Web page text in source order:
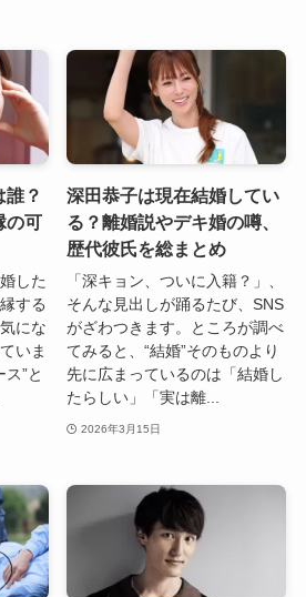
誰？
の可
した
する
にな
いま
”と
深田恭子は現在結婚してい
る？離婚説やデキ婚の噂、
歴代彼氏を総まとめ
「深キョン、ついに入籍？」、
そんな見出しが踊るたび、SNS
がざわつきます。ところが調べ
てみると、“結婚”そのものより
先に広まっているのは「結婚し
たらしい」「実は離...
2026年3月15日